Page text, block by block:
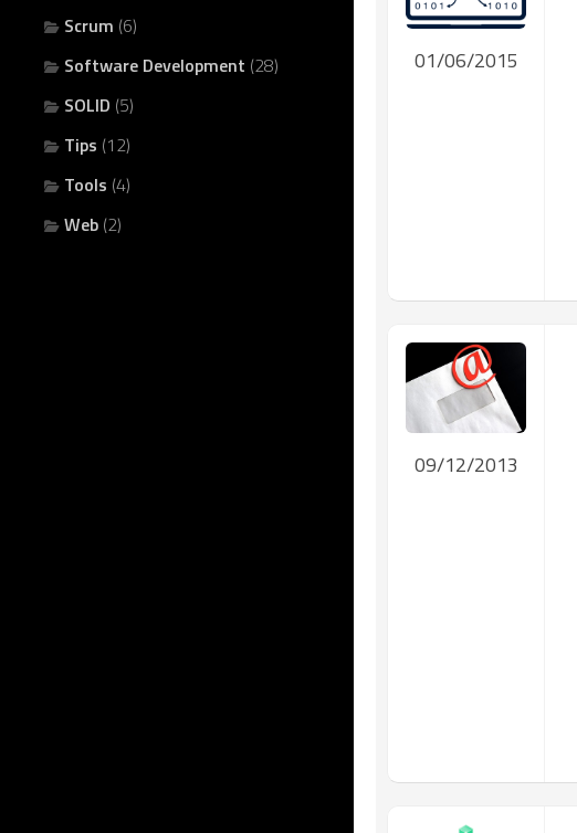
Scrum (6)
Software Development (28)
SOLID (5)
Tips (12)
Tools (4)
Web (2)
01/06/2015
09/12/2013